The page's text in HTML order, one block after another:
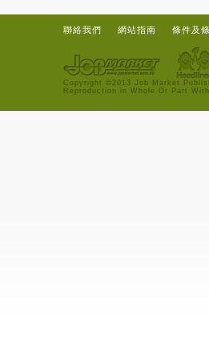
聯絡我們 網站指南 條件及
Copyright ©2013 Job Market
Reproduction in Whole Or Part